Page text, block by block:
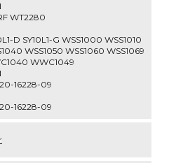
WT2280
D SY10L1-G WSS1000 WSS1010
WSS1050 WSS1060 WSS1069
WWC1049
16228-09
16228-09